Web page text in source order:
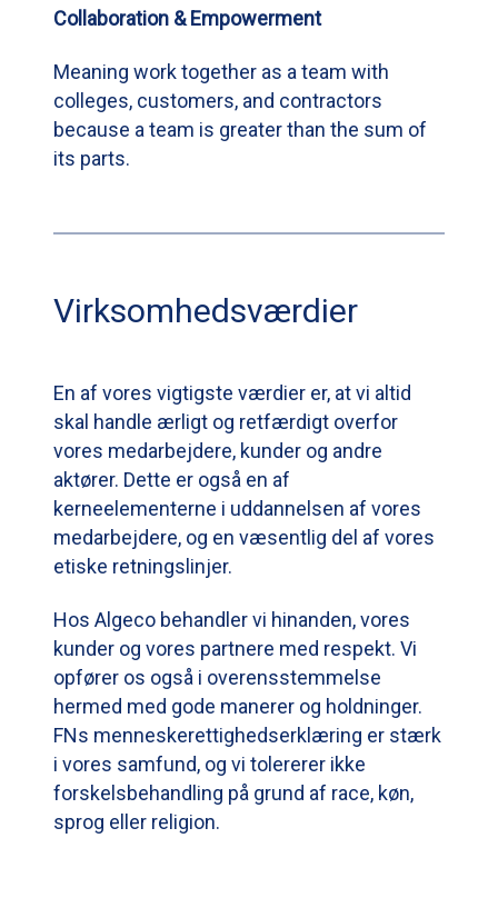
Collaboration & Empowerment
Meaning work together as a team with
colleges, customers, and contractors
because a team is greater than the sum of
its parts.
Virksomhedsværdier
En af vores vigtigste værdier er, at vi altid
skal handle ærligt og retfærdigt overfor
vores medarbejdere, kunder og andre
aktører. Dette er også en af
kerneelementerne i uddannelsen af vores
medarbejdere, og en væsentlig del af vores
etiske retningslinjer.
Hos Algeco behandler vi hinanden, vores
kunder og vores partnere med respekt. Vi
opfører os også i overensstemmelse
hermed med gode manerer og holdninger.
FNs menneskerettighedserklæring er stærk
i vores samfund, og vi tolererer ikke
forskelsbehandling på grund af race, køn,
sprog eller religion.